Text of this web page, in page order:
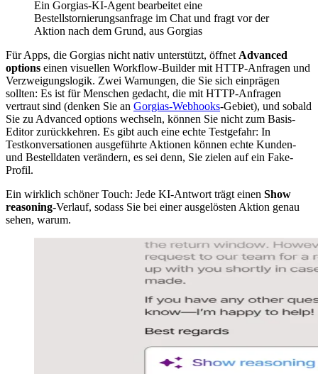
Ein Gorgias-KI-Agent bearbeitet eine
Bestellstornierungsanfrage im Chat und fragt vor der
Aktion nach dem Grund, aus Gorgias
Für Apps, die Gorgias nicht nativ unterstützt, öffnet Advanced
options einen visuellen Workflow-Builder mit HTTP-Anfragen und
Verzweigungslogik. Zwei Warnungen, die Sie sich einprägen
sollten: Es ist für Menschen gedacht, die mit HTTP-Anfragen
vertraut sind (denken Sie an Gorgias-Webhooks-Gebiet), und sobald
Sie zu Advanced options wechseln, können Sie nicht zum Basis-
Editor zurückkehren. Es gibt auch eine echte Testgefahr: In
Testkonversationen ausgeführte Aktionen können echte Kunden-
und Bestelldaten verändern, es sei denn, Sie zielen auf ein Fake-
Profil.
Ein wirklich schöner Touch: Jede KI-Antwort trägt einen Show
reasoning-Verlauf, sodass Sie bei einer ausgelösten Aktion genau
sehen, warum.